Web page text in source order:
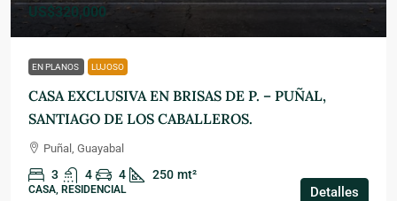
US$320,000
EN PLANOS LUJOSO
CASA EXCLUSIVA EN BRISAS DE P. – PUÑAL,
SANTIAGO DE LOS CABALLEROS.
Puñal, Guayabal
3 4 4 250 mt²
CASA, RESIDENCIAL Detalles